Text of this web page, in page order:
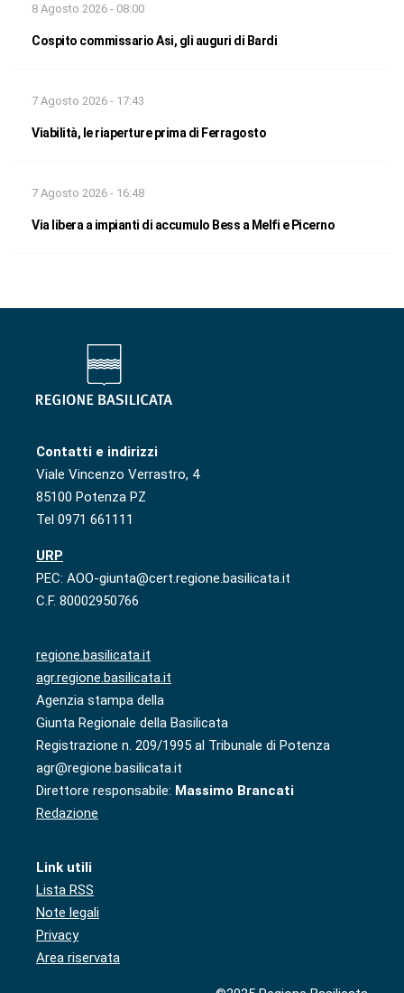
8 Agosto 2026 - 08:00
Cospito commissario Asi, gli auguri di Bardi
7 Agosto 2026 - 17:43
Viabilità, le riaperture prima di Ferragosto
7 Agosto 2026 - 16:48
Via libera a impianti di accumulo Bess a Melfi e Picerno
Contatti e indirizzi
Viale Vincenzo Verrastro, 4
85100 Potenza PZ
Tel 0971 661111
URP
PEC: AOO-giunta@cert.regione.basilicata.it
C.F. 80002950766
regione.basilicata.it
agr.regione.basilicata.it
Agenzia stampa della
Giunta Regionale della Basilicata
Registrazione n. 209/1995 al Tribunale di Potenza
agr@regione.basilicata.it
Direttore responsabile: Massimo Brancati
Redazione
Link utili
Lista RSS
Note legali
Privacy
Area riservata